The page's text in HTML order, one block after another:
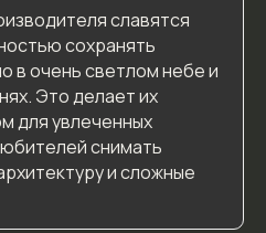
славятся
сохранять
в очень светлом небе и
Это делает их
для увлеченных
снимать
и сложные
данных